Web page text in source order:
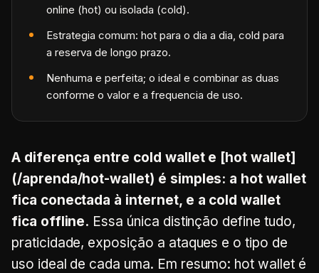
online (hot) ou isolada (cold).
Estrategia comum: hot para o dia a dia, cold para
a reserva de longo prazo.
Nenhuma e perfeita; o ideal e combinar as duas
conforme o valor e a frequencia de uso.
A diferença entre cold wallet e [hot wallet]
(/aprenda/hot-wallet) é simples: a hot wallet
fica conectada à internet, e a cold wallet
fica offline. Essa única distinção define tudo,
praticidade, exposição a ataques e o tipo de
uso ideal de cada uma. Em resumo: hot wallet é